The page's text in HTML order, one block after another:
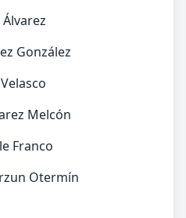
González
Melcón
Franco
Otermín